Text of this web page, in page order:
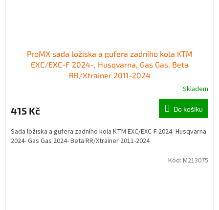
ProMX sada ložiska a gufera zadního kola KTM
EXC/EXC-F 2024-, Husqvarna, Gas Gas, Beta
RR/Xtrainer 2011-2024
Skladem
415 Kč Do košíku
Sada ložiska a gufera zadního kola KTM EXC/EXC-F 2024- Husqvarna
2024- Gas Gas 2024- Beta RR/Xtrainer 2011-2024
Kód: M213075